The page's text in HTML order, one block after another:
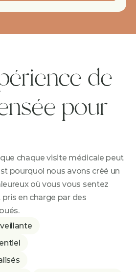
de
pour
chaque visite médicale peut
pourquoi nous avons créé un
où vous vous sentez
en charge par des